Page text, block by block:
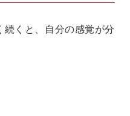
くと、自分の感覚が分